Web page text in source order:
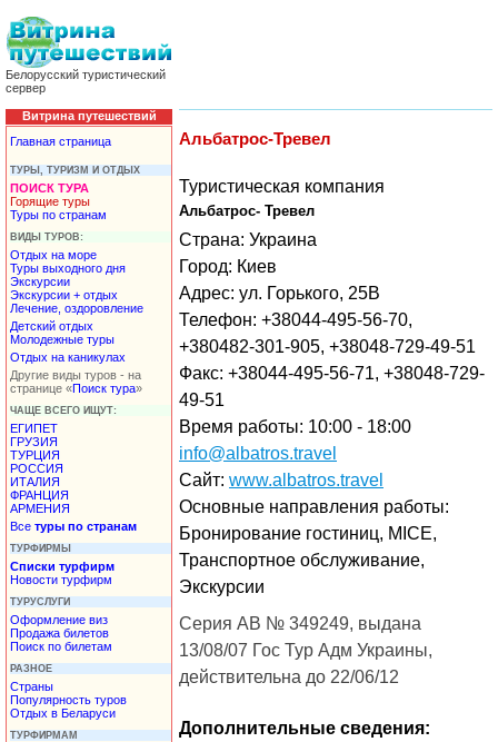
Белорусский туристический
сервер
Витрина путешествий
Главная страница
ТУРЫ, ТУРИЗМ И ОТДЫХ
ПОИСК ТУРА
Горящие туры
Туры по странам
ВИДЫ ТУРОВ:
Отдых на море
Туры выходного дня
Экскурсии
Экскурсии + отдых
Лечение, оздоровление
Детский отдых
Молодежные туры
Отдых на каникулах
Другие виды туров - на
странице «Поиск тура»
ЧАЩЕ ВСЕГО ИЩУТ:
ЕГИПЕТ
ГРУЗИЯ
ТУРЦИЯ
РОССИЯ
ИТАЛИЯ
ФРАНЦИЯ
АРМЕНИЯ
Все туры по странам
ТУРФИРМЫ
Списки турфирм
Новости турфирм
ТУРУСЛУГИ
Оформление виз
Продажа билетов
Поиск по билетам
РАЗНОЕ
Страны
Популярность туров
Отдых в Беларуси
ТУРФИРМАМ
Альбатрос-Тревел
Туристическая компания
Альбатрос- Тревел
Страна: Украина
Город: Киев
Адрес: ул. Горького, 25В
Телефон: +38044-495-56-70,
+380482-301-905, +38048-729-49-51
Факс: +38044-495-56-71, +38048-729-
49-51
Время работы: 10:00 - 18:00
info@albatros.travel
Сайт: www.albatros.travel
Основные направления работы:
Бронирование гостиниц, MICE,
Транспортное обслуживание,
Экскурсии
Серия АВ № 349249, выдана
13/08/07 Гос Тур Адм Украины,
действительна до 22/06/12
Дополнительные сведения: